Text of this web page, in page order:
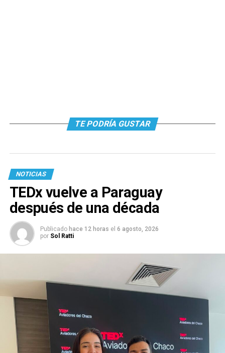
TE PODRÍA GUSTAR
NOTICIAS
TEDx vuelve a Paraguay
después de una década
Publicado hace 12 horas el 6 agosto, 2026
por Sol Ratti